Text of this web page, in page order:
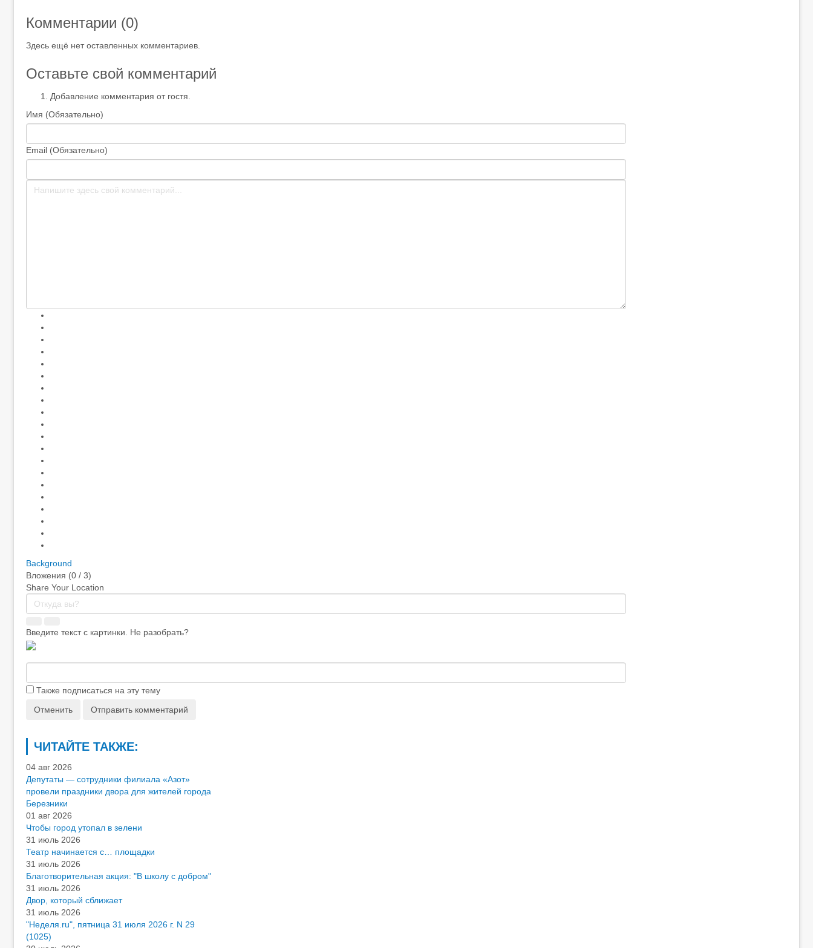
Комментарии (0)
Здесь ещё нет оставленных комментариев.
Оставьте свой комментарий
Добавление комментария от гостя.
Имя (Обязательно)
Email (Обязательно)
Background
Вложения (0 / 3)
Share Your Location
Введите текст с картинки. Не разобрать?
Также подписаться на эту тему
Отменить
Отправить комментарий
ЧИТАЙТЕ ТАКЖЕ:
04 авг 2026
Депутаты — сотрудники филиала «Азот»
провели праздники двора для жителей города
Березники
01 авг 2026
Чтобы город утопал в зелени
31 июль 2026
Театр начинается с… площадки
31 июль 2026
Благотворительная акция: "В школу с добром"
31 июль 2026
Двор, который сближает
31 июль 2026
"Неделя.ru", пятница 31 июля 2026 г. N 29
(1025)